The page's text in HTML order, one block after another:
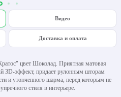
Видео
Доставка и оплата
цвет Шоколад. Приятная матовая
3D-эффект, придает рулонным шторам
и утонченного шарма, перед которым не
стиля в интерьере.